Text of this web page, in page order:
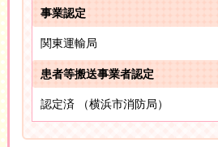
事業認定
関東運輸局
患者等搬送事業者認定
認定済 （横浜市消防局）